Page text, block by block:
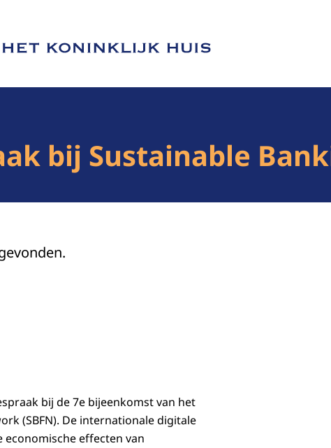
van Het Koninklijk Huis
bij Sustainable
bij de 7e bijeenkomst van het
(SBFN). De internationale digitale
effecten van